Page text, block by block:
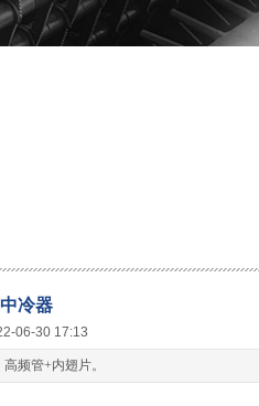
冷器
06-30 17:13
频管+内翅片。